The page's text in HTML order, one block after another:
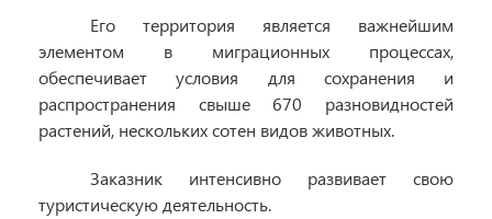
Его территория является важнейшим
элементом в миграционных процессах,
обеспечивает условия для сохранения и
распространения свыше 670 разновидностей
растений, нескольких сотен видов животных.
Заказник интенсивно развивает свою
туристическую деятельность.